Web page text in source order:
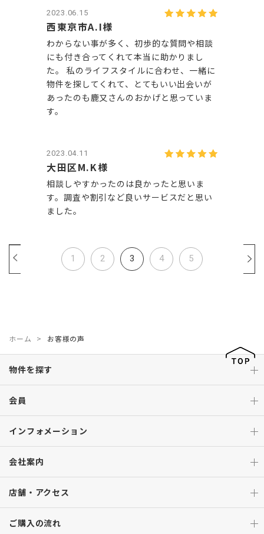
2023.06.15
西東京市A.I様
わからない事が多く、初歩的な質問や相談
にも付き合ってくれて本当に助かりまし
た。 私のライフスタイルに合わせ、一緒に
物件を探してくれて、とてもいい出会いが
あったのも鹿又さんのおかげと思っていま
す。
2023.04.11
大田区M.K様
相談しやすかったのは良かったと思いま
す。調査や割引など良いサービスだと思い
ました。
1 2 3 4 5
ホーム お客様の声
物件を探す
会員
インフォメーション
会社案内
店舗・アクセス
ご購入の流れ